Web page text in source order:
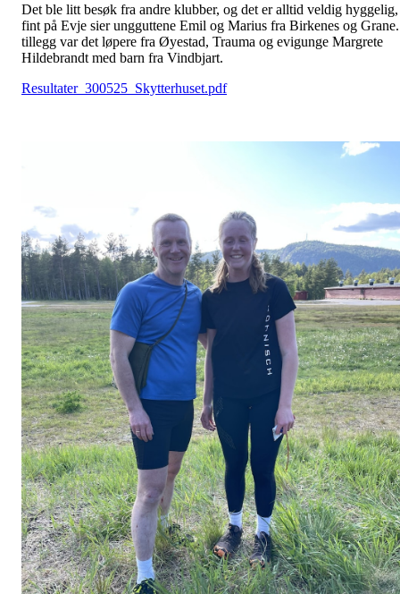
Det ble litt besøk fra andre klubber, og det er alltid veldig hyggelig,
fint på Evje sier ungguttene Emil og Marius fra Birkenes og
tillegg var det løpere fra Øyestad, Trauma og evigunge Margrete
Hildebrandt med barn fra Vindbjart.
Resultater_300525_Skytterhuset.pdf